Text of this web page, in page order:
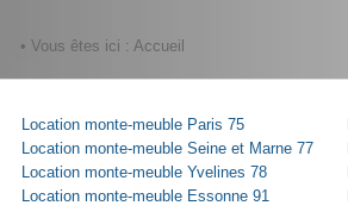
• Vous êtes ici : Accueil
Location monte-meuble Paris 75
Location monte-meuble Seine et Marne 77
Location monte-meuble Yvelines 78
Location monte-meuble Essonne 91